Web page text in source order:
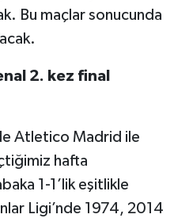
Bu maçlar sonucunda
2. kez final
Atletico Madrid ile
hafta
1-1’lik eşitlikle
Ligi’nde 1974, 2014